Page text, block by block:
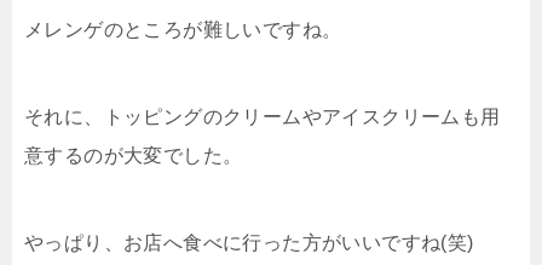
メレンゲのところが難しいですね。
それに、トッピングのクリームやアイスクリームも用
意するのが大変でした。
やっぱり、お店へ食べに行った方がいいですね(笑)